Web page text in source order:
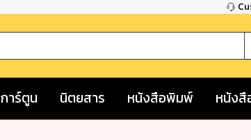
การ์ตูน นิตยสาร หนังสือพิมพ์ หนังสื